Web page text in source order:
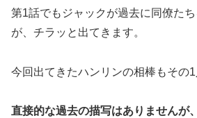
第1話でもジャックが過去に同僚た
が、チラッと出てきます。
今回出てきたハンリンの相棒もその1
直接的な過去の描写はありませんが